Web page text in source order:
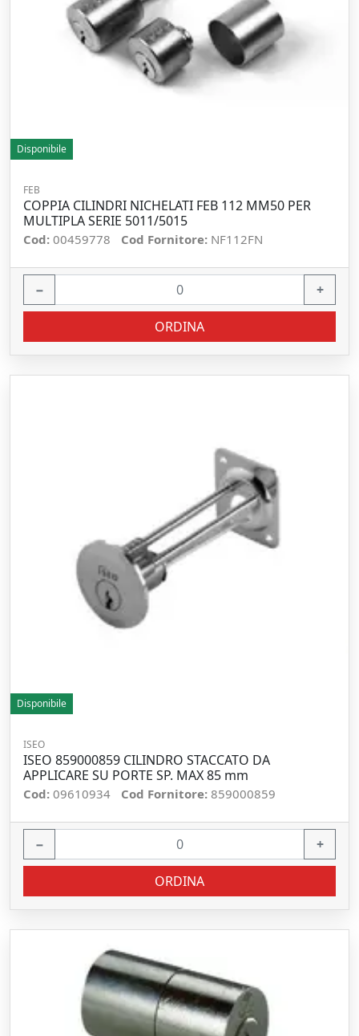
Disponibile
FEB
COPPIA CILINDRI NICHELATI FEB 112 MM50 PER
MULTIPLA SERIE 5011/5015
Cod: 00459778 Cod Fornitore: NF112FN
− +
ORDINA
Disponibile
ISEO
ISEO 859000859 CILINDRO STACCATO DA
APPLICARE SU PORTE SP. MAX 85 mm
Cod: 09610934 Cod Fornitore: 859000859
− +
ORDINA